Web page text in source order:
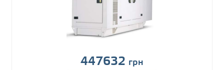
447632 грн